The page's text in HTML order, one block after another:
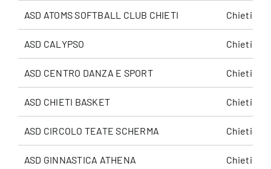
ASD ATOMS SOFTBALL CLUB CHIETI Chieti
ASD CALYPSO Chieti
ASD CENTRO DANZA E SPORT Chieti
ASD CHIETI BASKET Chieti
ASD CIRCOLO TEATE SCHERMA Chieti
ASD GINNASTICA ATHENA Chieti